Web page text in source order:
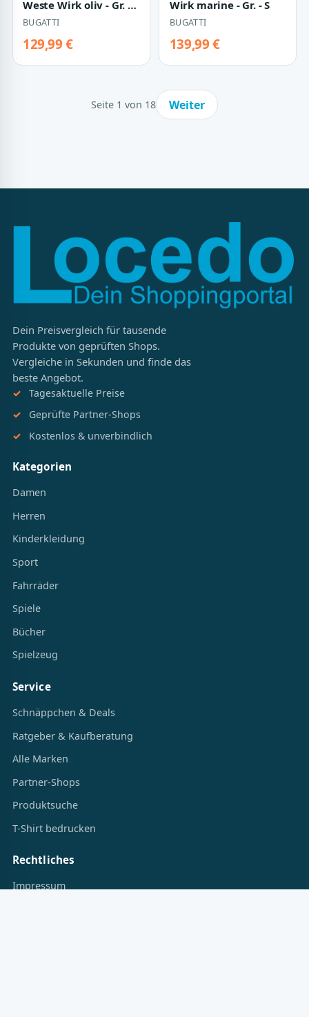
bugatti - Herren
Weste Wirk oliv - Gr. -
L
bugatti - Herren Jacke
Wirk marine - Gr. - S
139,99 €
Dein Preisvergleich für tausende
Produkte von geprüften Shops.
Vergleiche in Sekunden und finde das
Tagesaktuelle Preise
Geprüfte Partner-Shops
Kategorien
Damen
Herren
Kinderkleidung
Sport
Fahrräder
Spiele
Bücher
Service
Schnäppchen & Deals
Ratgeber & Kaufberatung
Alle Marken
Partner-Shops
Produktsuche